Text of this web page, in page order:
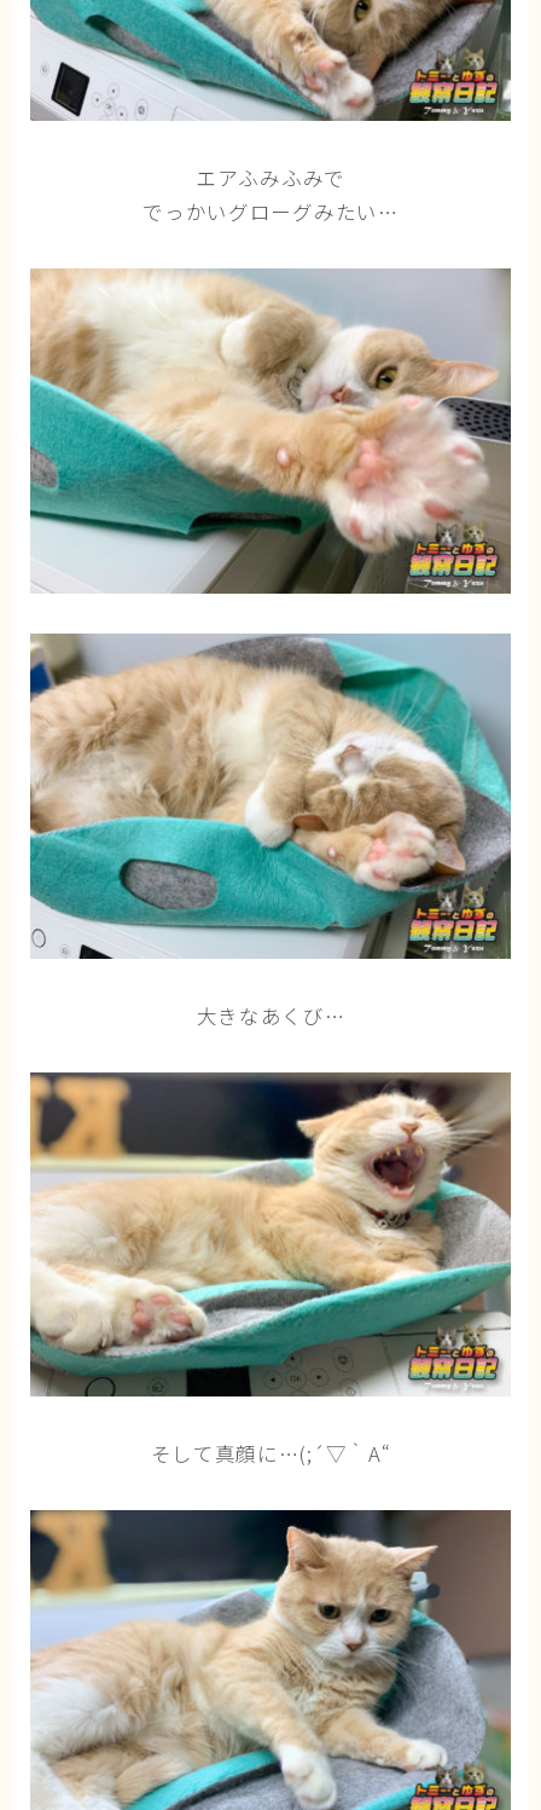
基本ガイド（ねこの飼い方、しつけ、食事）
健康管理（病気・ケア・病院情報）
行動と心理（ねこの習性、気持ちの読み方）
トミーとゆずの観察日記
ゆず日和
プロフィール
エアふみふみで
でっかいグローグみたい…
大きなあくび…
そして真顔に…(;´▽｀A“